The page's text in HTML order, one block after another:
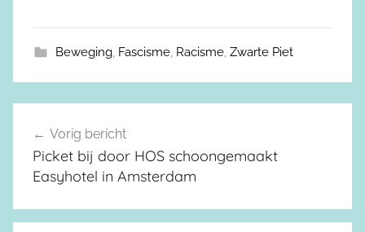
Beweging, Fascisme, Racisme, Zwarte Piet
Berichtnavigatie
Vorig bericht
Picket bij door HOS schoongemaakt
Easyhotel in Amsterdam